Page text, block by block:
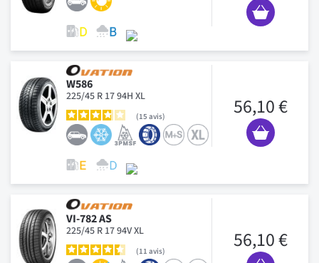
W586
225/45 R 17 94H XL
15 avis 56,10 €
VI-782 AS
225/45 R 17 94V XL
11 avis 56,10 €